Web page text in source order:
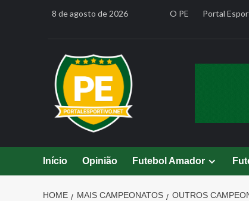
8 de agosto de 2026 O PE Portal
Início Opinião Futebol Amador
HOME MAIS CAMPEONATOS OUTROS